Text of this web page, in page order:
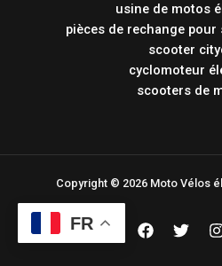
usine de motos
pièces de rechange
scooter
cyclomoteur
scooters de
Copyright © 2026 Moto Vélos
FR